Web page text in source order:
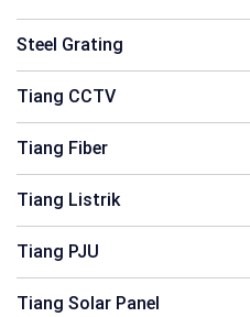
Steel Grating
Tiang CCTV
Tiang Fiber
Tiang Listrik
Tiang PJU
Tiang Solar Panel